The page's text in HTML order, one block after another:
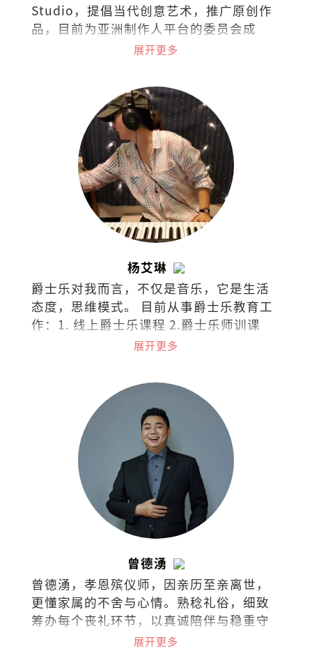
Studio，提倡当代创意艺术，推广原创作
品，目前为亚洲制作人平台的委员会成
员。2019年获澳洲国家艺术委员会挑选为
展开更多
杨艾琳
爵士乐对我而言，不仅是音乐，它是生活
态度，思维模式。 目前从事爵士乐教育工
作：1. 线上爵士乐课程 2.爵士乐师训课
程。 欢迎询问和交流：
展开更多
曾德湧
曾德湧，孝恩殡仪师，因亲历至亲离世，
更懂家属的不舍与心情。熟稔礼俗，细致
筹办每个丧礼环节，以真诚陪伴与稳重守
护，让每一份告别更贴近心意。
展开更多